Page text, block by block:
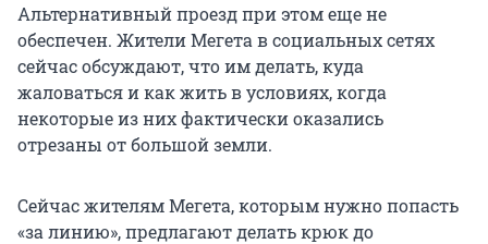
Альтернативный проезд при этом еще не
обеспечен. Жители Мегета в социальных сетях
сейчас обсуждают, что им делать, куда
жаловаться и как жить в условиях, когда
некоторые из них фактически оказались
отрезаны от большой земли.
Сейчас жителям Мегета, которым нужно попасть
«за линию», предлагают делать крюк до